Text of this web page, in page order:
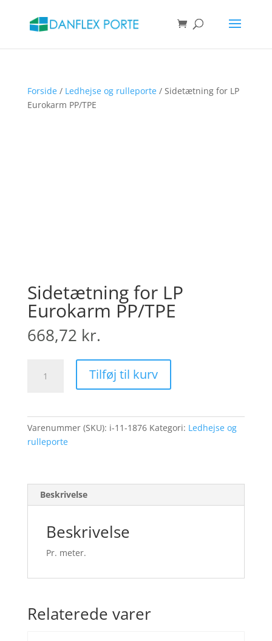
Forside/ Ledhejse og rulleporte/ Sidetætning for LP
Eurokarm PP/TPE
Sidetætning for LP
Eurokarm PP/TPE
668,72 kr.
Tilføj til kurv
Varenummer (SKU): i-11-1876 Kategori: Ledhejse og
rulleporte
Beskrivelse
Beskrivelse
Pr. meter.
Relaterede varer